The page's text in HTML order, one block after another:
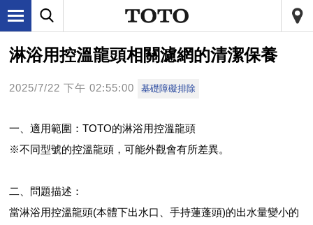
淋浴用控溫龍頭相關濾網的清潔保養
2025/7/22 下午 02:55:00 基礎障礙排除
一、適用範圍：TOTO的淋浴用控溫龍頭
※不同型號的控溫龍頭，可能外觀會有所差異。
二、問題描述：
當淋浴用控溫龍頭(本體下出水口、手持蓮蓬頭)的出水量變小的